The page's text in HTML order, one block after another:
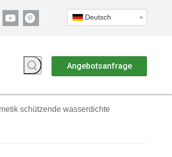
Deutsch
Angebotsanfrage
schützende wasserdichte